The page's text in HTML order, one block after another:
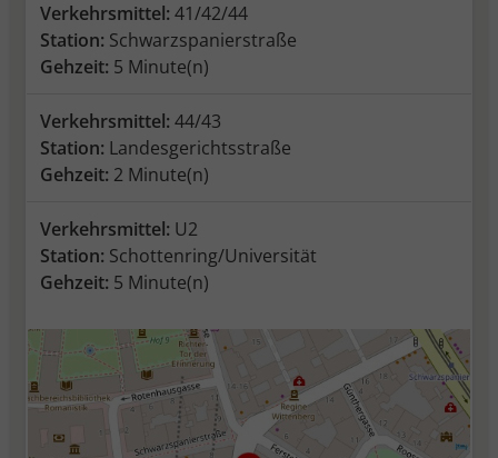
Verkehrsmittel: 41/42/44
Station: Schwarzspanierstraße
Gehzeit: 5 Minute(n)
Verkehrsmittel: 44/43
Station: Landesgerichtsstraße
Gehzeit: 2 Minute(n)
Verkehrsmittel: U2
Station: Schottenring/Universität
Gehzeit: 5 Minute(n)